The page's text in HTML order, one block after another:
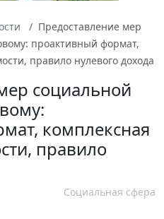
Предоставление мер
проактивный формат,
правило нулевого дохода
социальной
комплексная
правило
Социальная сфера